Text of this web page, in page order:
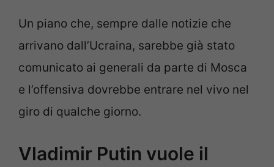
Un piano che, sempre dalle notizie che
arrivano dall’Ucraina, sarebbe già stato
comunicato ai generali da parte di Mosca
e l’offensiva dovrebbe entrare nel vivo nel
giro di qualche giorno.
Vladimir Putin vuole il